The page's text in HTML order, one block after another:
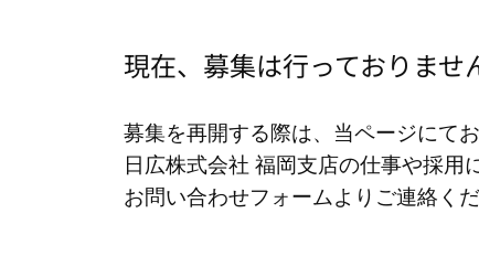
現在、募集は行っておりませ
募集を再開する際は、当ページにて
日広株式会社 福岡支店の仕事や採用
お問い合わせフォームよりご連絡くだ